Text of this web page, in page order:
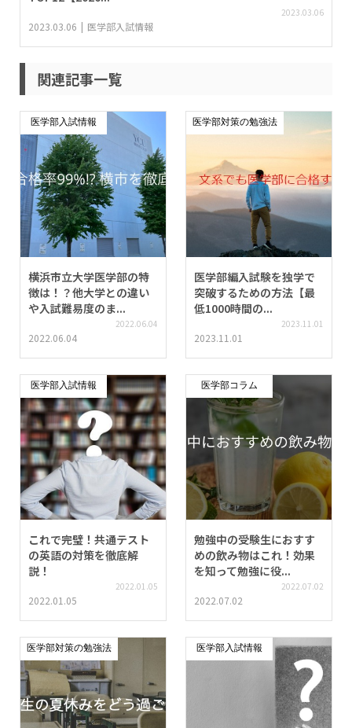
2023.03.06
2023.03.06 医学部入試情報
関連記事一覧
医学部入試情報
横浜市立大学医学部の特
徴は！？他大学との違い
や入試難易度のま...
2022.06.04
2022.06.04
医学部対策の勉強法
医学部編入試験を独学で
突破するための方法【最
低1000時間の...
2023.11.01
2023.11.01
医学部入試情報
これで完璧！共通テスト
の英語の対策を徹底解
説！
2022.01.05
2022.01.05
医学部コラム
勉強中の受験生におすす
めの飲み物はこれ！効果
を知って勉強に役...
2022.07.02
2022.07.02
医学部対策の勉強法 医学部入試情報